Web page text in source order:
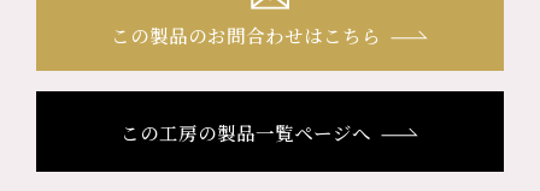
この製品のお問合わせはこちら
この工房の製品一覧ページへ